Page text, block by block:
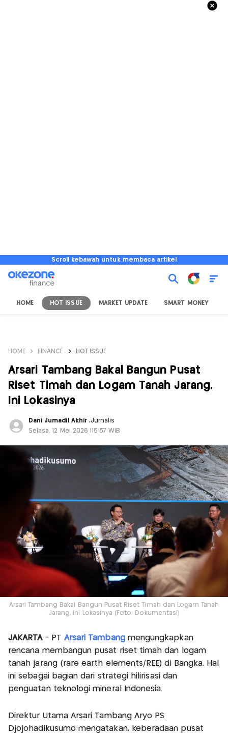
Scroll kebawah untuk membaca artikel
HOME HOT ISSUE MARKET UPDATE SMART MONEY
HOME FINANCE HOT ISSUE
Arsari Tambang Bakal Bangun Pusat
Riset Timah dan Logam Tanah Jarang,
Ini Lokasinya
Dani Jumadil Akhir ,Jurnalis
Selasa, 12 Mei 2026 |15:57 WIB
Arsari Tambang Bakal Bangun Pusat Riset Timah dan Logam Tanah
Jarang, Ini Lokasinya (Foto: Dokumentasi)
JAKARTA- PT Arsari Tambangmengungkapkan
rencana membangun pusat riset timah dan logam
tanah jarang (rare earth elements/REE) di Bangka. Hal
ini sebagai bagian dari strategi hilirisasi dan
penguatan teknologi mineral Indonesia.
Direktur Utama Arsari Tambang Aryo PS
Djojohadikusumo mengatakan, keberadaan pusat